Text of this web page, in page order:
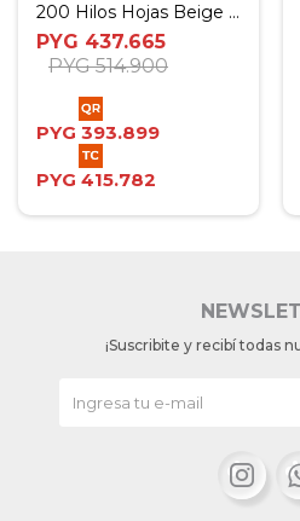
200 Hilos Hojas Beige -
Twin
PYG 437.665
PYG 514.900
PYG 393.899
PYG 415.782
¡Suscribite y recibí todas
